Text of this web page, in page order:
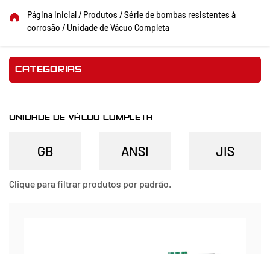
Página inicial/ Produtos /Série de bombas resistentes à
corrosão / Unidade de Vácuo Completa
CATEGORIAS
UNIDADE DE VÁCUO COMPLETA
Clique para filtrar produtos por padrão.